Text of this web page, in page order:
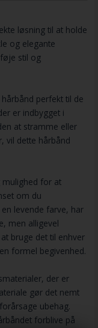
løsning til at holde
og elegante
stil og
perfekt til de
er indbygget i
at stramme eller
vil dette hårbånd
mulighed for at
om du
levende farve, har
men alligevel
bruge det til enhver
formel begivenhed.
der er
gør det nemt
ubehag.
forblive på